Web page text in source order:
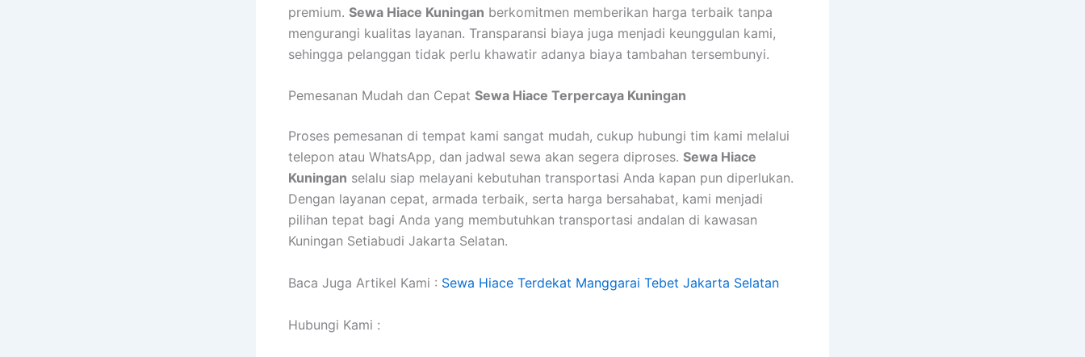
premium. Sewa Hiace Kuningan berkomitmen memberikan harga terbaik tanpa
mengurangi kualitas layanan. Transparansi biaya juga menjadi keunggulan kami,
sehingga pelanggan tidak perlu khawatir adanya biaya tambahan tersembunyi.
Pemesanan Mudah dan Cepat Sewa Hiace Terpercaya Kuningan
Proses pemesanan di tempat kami sangat mudah, cukup hubungi tim kami melalui
telepon atau WhatsApp, dan jadwal sewa akan segera diproses. Sewa Hiace
Kuningan selalu siap melayani kebutuhan transportasi Anda kapan pun diperlukan.
Dengan layanan cepat, armada terbaik, serta harga bersahabat, kami menjadi
pilihan tepat bagi Anda yang membutuhkan transportasi andalan di kawasan
Kuningan Setiabudi Jakarta Selatan.
Baca Juga Artikel Kami : Sewa Hiace Terdekat Manggarai Tebet Jakarta Selatan
Hubungi Kami :